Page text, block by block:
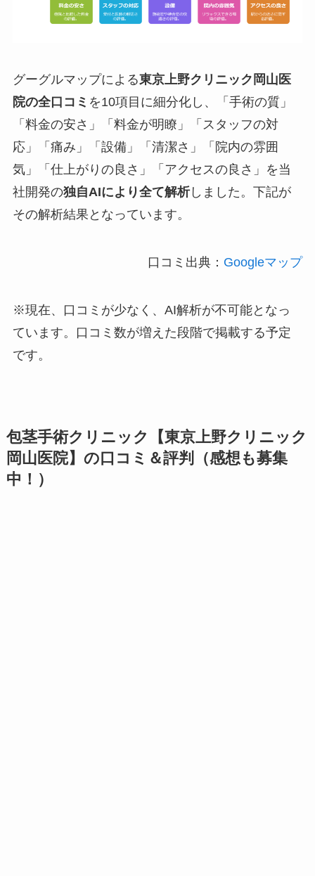
グーグルマップによる東京上野クリニック岡山医
院の全口コミ を10項目に細分化し、「手術の質」
「料金の安さ」「料金が明瞭」「スタッフの対
応」「痛み」「設備」「清潔さ」「院内の雰囲
気」「仕上がりの良さ」「アクセスの良さ」を当
社開発の独自AIにより全て解析しました。下記が
その解析結果となっています。
口コミ出典： Googleマップ
※現在、口コミが少なく、AI解析が不可能となっ
ています。口コミ数が増えた段階で掲載する予定
です。
包茎手術クリニック【東京上野クリニック
岡山医院】の口コミ＆評判（感想も募集
中！）